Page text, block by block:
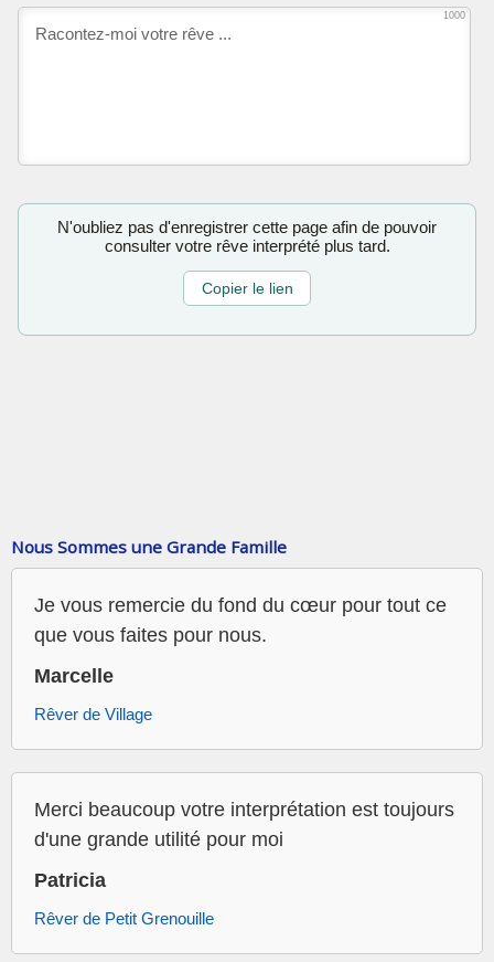
1000
N'oubliez pas d'enregistrer cette page afin de pouvoir
consulter votre rêve interprété plus tard.
Copier le lien
Nous Sommes une Grande Famille
Je vous remercie du fond du cœur pour tout ce
que vous faites pour nous.
Marcelle
Rêver de Village
Merci beaucoup votre interprétation est toujours
d'une grande utilité pour moi
Patricia
Rêver de Petit Grenouille